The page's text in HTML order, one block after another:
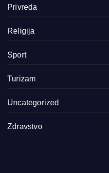
Privreda
Religija
Sport
Turizam
Uncategorized
Zdravstvo